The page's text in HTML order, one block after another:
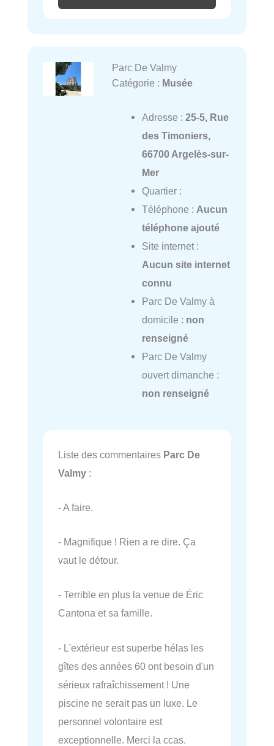
Parc De Valmy
Catégorie : Musée
Adresse : 25-5, Rue
des Timoniers,
66700 Argelès-sur-
Mer
Quartier :
Téléphone : Aucun
téléphone ajouté
Site internet :
Aucun site internet
connu
Parc De Valmy à
domicile : non
renseigné
Parc De Valmy
ouvert dimanche :
non renseigné
Liste des commentaires Parc De
Valmy :
- A faire.
- Magnifique ! Rien a re dire. Ça
vaut le détour.
- Terrible en plus la venue de Éric
Cantona et sa famille.
- L'extérieur est superbe hélas les
gîtes des années 60 ont besoin d'un
sérieux rafraîchissement ! Une
piscine ne serait pas un luxe. Le
personnel volontaire est
exceptionnelle. Merci la ccas.